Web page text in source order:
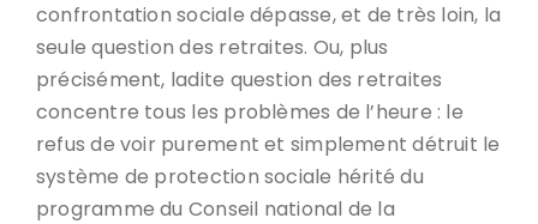
confrontation sociale dépasse, et de très loin, la
seule question des retraites. Ou, plus
précisément, ladite question des retraites
concentre tous les problèmes de l’heure : le
refus de voir purement et simplement détruit le
système de protection sociale hérité du
programme du Conseil national de la